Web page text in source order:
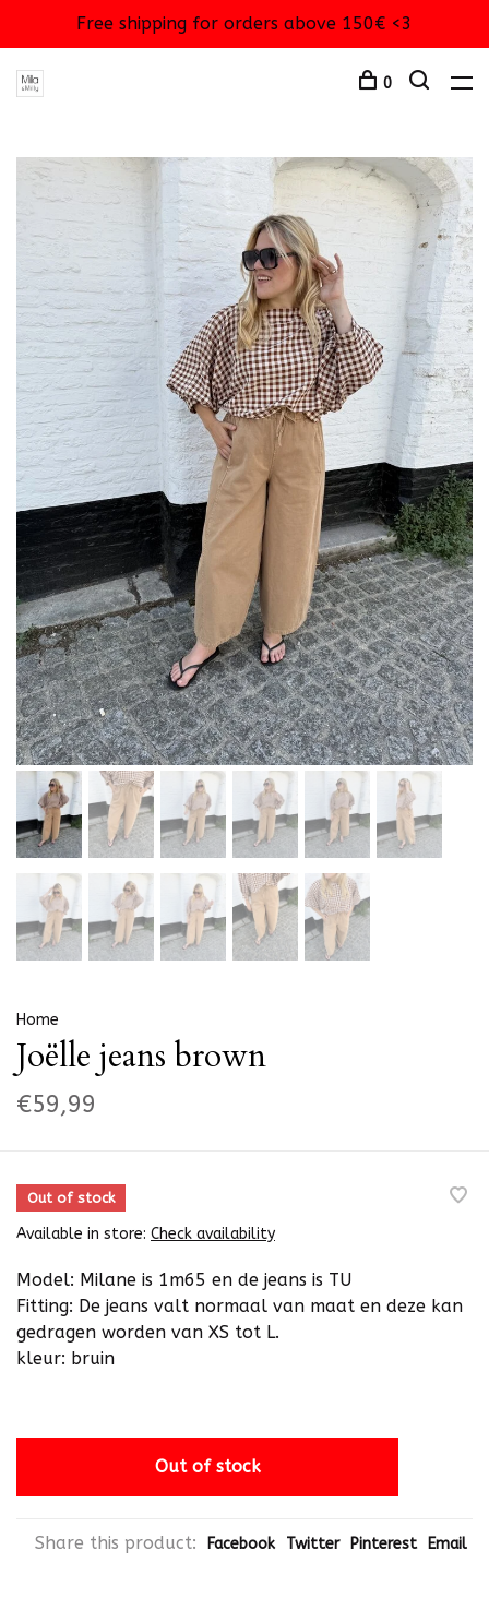
Free shipping for orders above 150€ <3
0
Home
Joëlle jeans brown
€59,99
Out of stock
Available in store: Check availability
Model: Milane is 1m65 en de jeans is TU
Fitting: De jeans valt normaal van maat en deze kan
gedragen worden van XS tot L.
kleur: bruin
Out of stock
Share this product: Facebook Twitter Pinterest Email